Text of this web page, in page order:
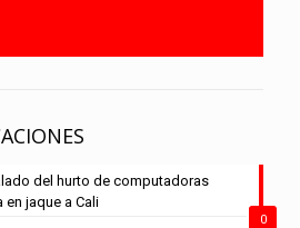
0
del hurto de computadoras
jaque a Cali